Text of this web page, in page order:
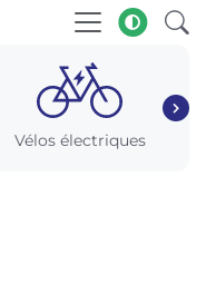
Vélos électriques